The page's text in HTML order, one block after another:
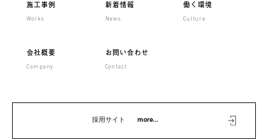
施工事例
Works
新着情報
News
働く環境
Culture
会社概要
Company
お問い合わせ
Contact
採用サイト more...